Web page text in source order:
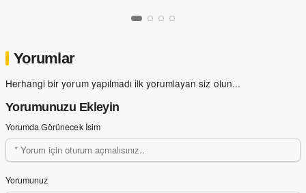
Yorumlar
Herhangi bir yorum yapılmadı ilk yorumlayan siz olun...
Yorumunuzu Ekleyin
Yorumda Görünecek İsim
Yorumunuz